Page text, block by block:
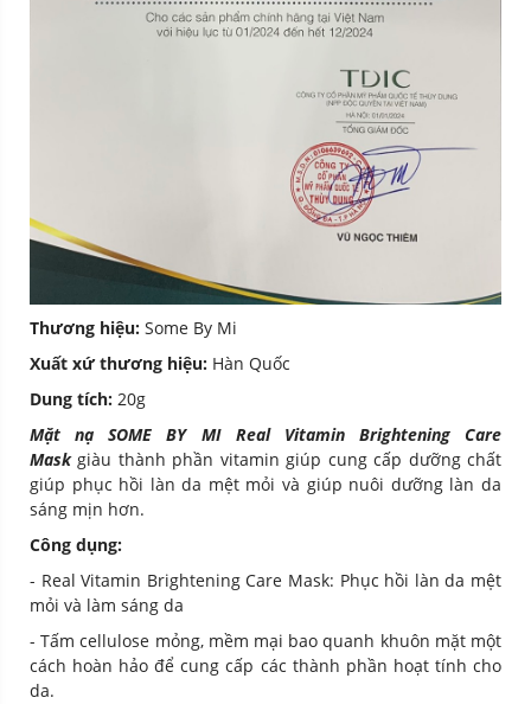
Thương hiệu: Some By Mi
Xuất xứ thương hiệu: Hàn Quốc
Dung tích: 20g
Mặt nạ SOME BY MI Real Vitamin Brightening Care
Maskgiàu thành phần vitamin giúp cung cấp dưỡng chất
giúp phục hồi làn da mệt mỏi và giúp nuôi dưỡng làn da
sáng mịn hơn.
Công dụng:
- Real Vitamin Brightening Care Mask: Phục hồi làn da mệt
mỏi và làm sáng da
- Tấm cellulose mỏng, mềm mại bao quanh khuôn mặt một
cách hoàn hảo để cung cấp các thành phần hoạt tính cho
da.